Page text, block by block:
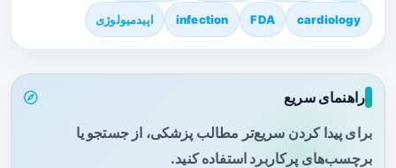
cardiology
FDA
infection اپیدمیولوژی
راهنمای سریع
برای پیدا کردن سریع‌تر مطالب پزشکی، از جستجو یا
برچسب‌های پرکاربرد استفاده کنید.